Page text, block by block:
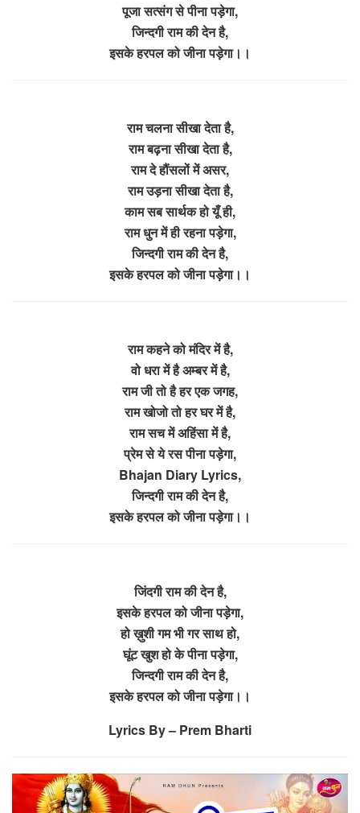
पूजा सत्संग से पीना पड़ेगा,
जिन्दगी राम की देन है,
इसके हरपल को जीना पड़ेगा।।
राम चलना सीखा देता है,
राम बढ़ना सीखा देता है,
राम दे हौंसलों में असर,
राम उड़ना सीखा देता है,
काम सब सार्थक हो यूँ ही,
राम धुन में ही रहना पड़ेगा,
जिन्दगी राम की देन है,
इसके हरपल को जीना पड़ेगा।।
राम कहने को मंदिर में है,
वो धरा में है अम्बर में है,
राम जी तो है हर एक जगह,
राम खोजो तो हर घर में है,
राम सच में अहिंसा में है,
प्रेम से ये रस पीना पड़ेगा,
Bhajan Diary Lyrics,
जिन्दगी राम की देन है,
इसके हरपल को जीना पड़ेगा।।
जिंदगी राम की देन है,
इसके हरपल को जीना पड़ेगा,
हो ख़ुशी गम भी गर साथ हो,
घूंट खुश हो के पीना पड़ेगा,
जिन्दगी राम की देन है,
इसके हरपल को जीना पड़ेगा।।
Lyrics By – Prem Bharti